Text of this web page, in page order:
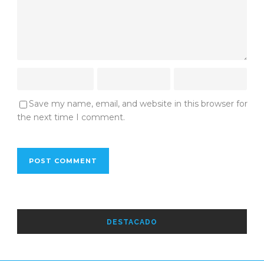
Save my name, email, and website in this browser for
the next time I comment.
DESTACADO